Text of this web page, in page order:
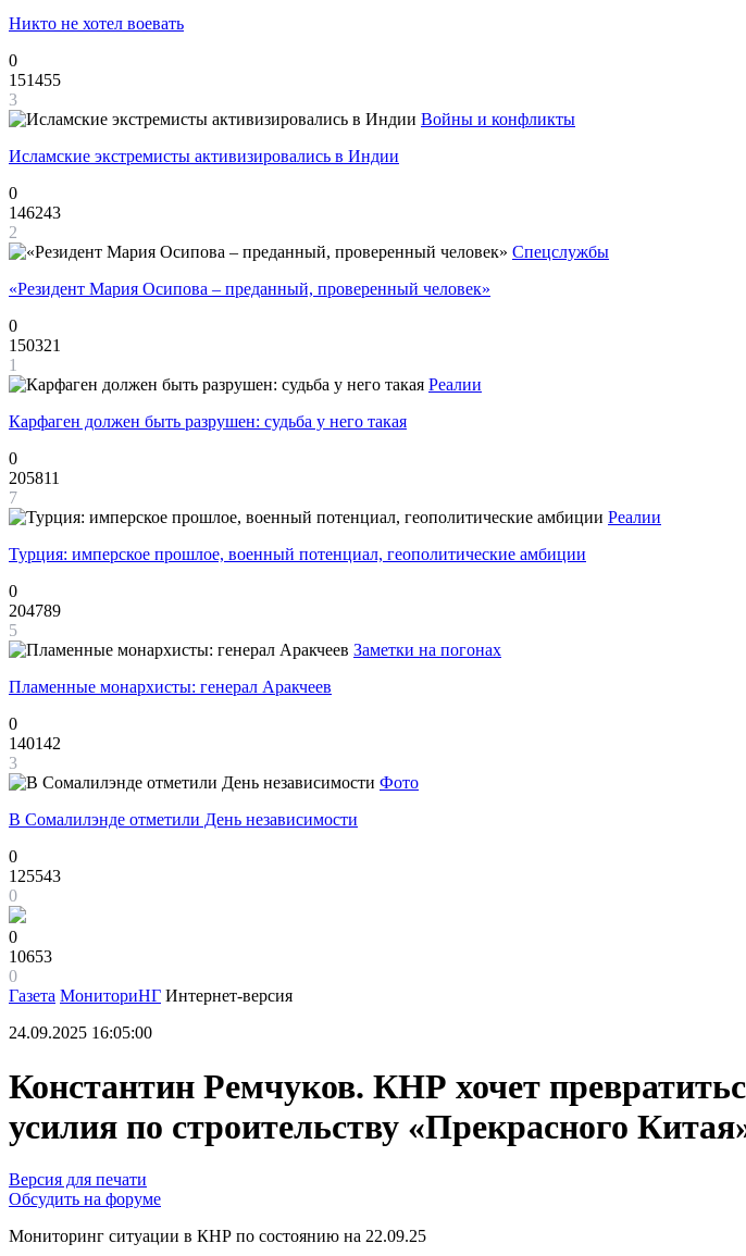
Никто не хотел воевать
0
151455
3
Войны и конфликты
Исламские экстремисты активизировались в Индии
0
146243
2
Спецслужбы
«Резидент Мария Осипова – преданный, проверенный человек»
0
150321
1
Реалии
Карфаген должен быть разрушен: судьба у него такая
0
205811
7
Реалии
Турция: имперское прошлое, военный потенциал, геополитические амбиции
0
204789
5
Заметки на погонах
Пламенные монархисты: генерал Аракчеев
0
140142
3
Фото
В Сомалилэнде отметили День независимости
0
125543
0
0
10653
0
Газета МониториНГ Интернет-версия
24.09.2025 16:05:00
Константин Ремчуков. КНР хочет
усилия по строительству «Прекрасного
Версия для печати
Обсудить на форуме
Мониторинг ситуации в КНР по состоянию на 22.09.25